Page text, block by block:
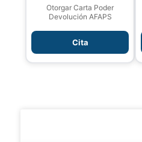
Otorgar Carta Poder
Devolución AFAPS
Cita